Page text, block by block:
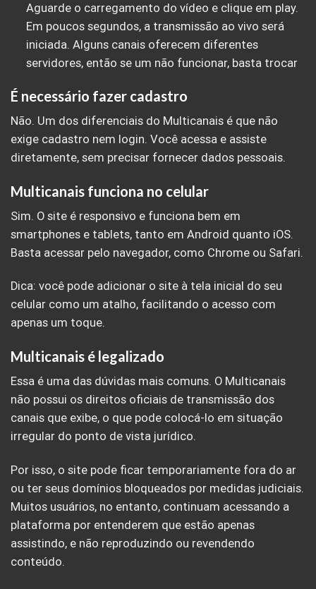
Aguarde o carregamento do vídeo e clique em play.
Em poucos segundos, a transmissão ao vivo será
iniciada. Alguns canais oferecem diferentes
servidores, então se um não funcionar, basta trocar
É necessário fazer cadastro
Não. Um dos diferenciais do Multicanais é que não
exige cadastro nem login. Você acessa e assiste
diretamente, sem precisar fornecer dados pessoais.
Multicanais funciona no celular
Sim. O site é responsivo e funciona bem em
smartphones e tablets, tanto em Android quanto iOS.
Basta acessar pelo navegador, como Chrome ou Safari.
Dica: você pode adicionar o site à tela inicial do seu
celular como um atalho, facilitando o acesso com
apenas um toque.
Multicanais é legalizado
Essa é uma das dúvidas mais comuns. O Multicanais
não possui os direitos oficiais de transmissão dos
canais que exibe, o que pode colocá-lo em situação
irregular do ponto de vista jurídico.
Por isso, o site pode ficar temporariamente fora do ar
ou ter seus domínios bloqueados por medidas judiciais.
Muitos usuários, no entanto, continuam acessando a
plataforma por entenderem que estão apenas
assistindo, e não reproduzindo ou revendendo
conteúdo.